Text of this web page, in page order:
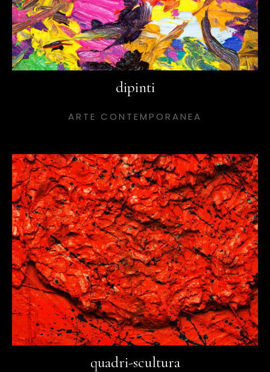
dipinti
ARTE CONTEMPORANEA
quadri-scultura